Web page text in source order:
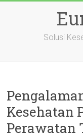
Solusi
Kesehatan
Perawatan